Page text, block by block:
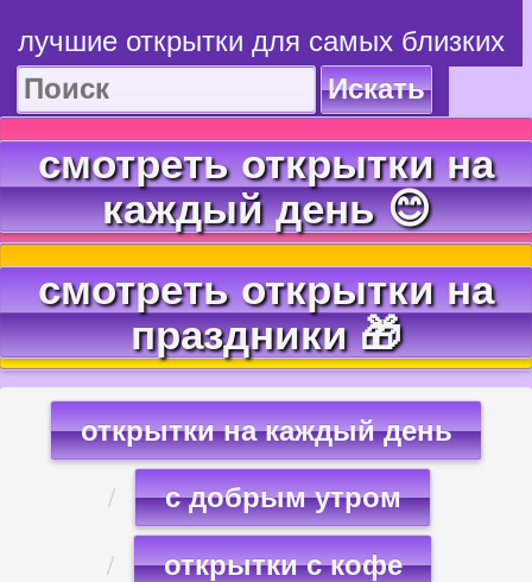
лучшие открытки для самых близких
Искать
смотреть открытки на
каждый день 😊
смотреть открытки на
праздники 🎁
открытки на каждый день
с добрым утром
открытки с кофе